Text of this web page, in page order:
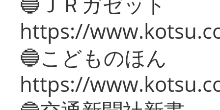
https://
🔵こどものほん
https://